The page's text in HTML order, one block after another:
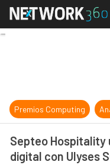
Premios Computing
Septeo
digital con Ulyses